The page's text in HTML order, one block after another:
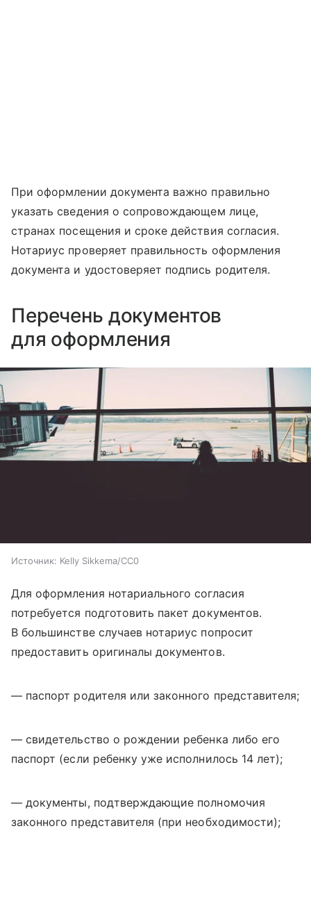
При оформлении документа важно правильно
указать сведения о сопровождающем лице,
странах посещения и сроке действия согласия.
Нотариус проверяет правильность оформления
документа и удостоверяет подпись родителя.
Перечень документов
для оформления
Источник: Kelly Sikkema/CC0
Для оформления нотариального согласия
потребуется подготовить пакет документов.
В большинстве случаев нотариус попросит
предоставить оригиналы документов.
— паспорт родителя или законного представителя;
— свидетельство о рождении ребенка либо его
паспорт (если ребенку уже исполнилось 14 лет);
— документы, подтверждающие полномочия
законного представителя (при необходимости);